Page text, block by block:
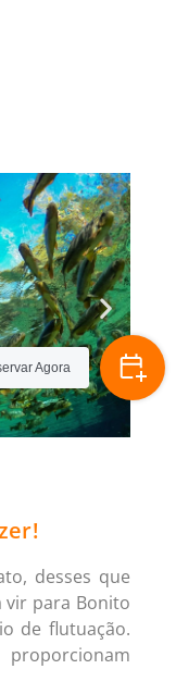
desses que
vir para Bonito
de flutuação.
Agora